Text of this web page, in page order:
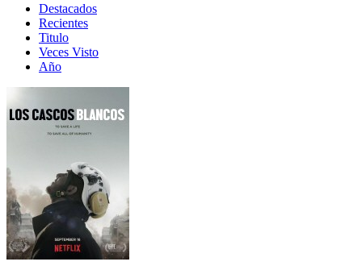
Destacados
Recientes
Titulo
Veces Visto
Año